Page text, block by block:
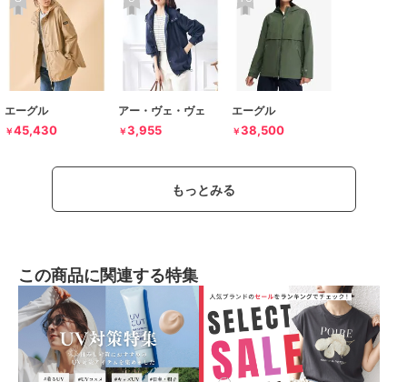
エーグル
￥45,430
アー・ヴェ・ヴェ
￥3,955
エーグル
￥38,500
もっとみる
この商品に関連する特集